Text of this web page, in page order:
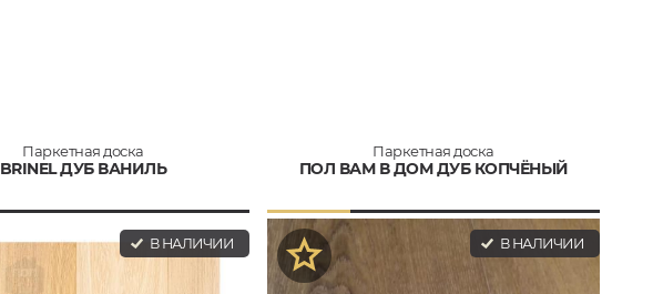
Паркетная доска
BRINEL ДУБ ВАНИЛЬ
В НАЛИЧИИ
Паркетная доска
ПОЛ ВАМ В ДОМ ДУБ КОПЧЁНЫЙ
В НАЛИЧИИ